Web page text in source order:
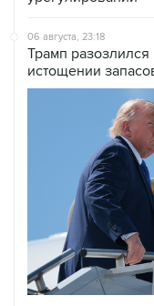
06 августа, 23:18
Трамп
истощении